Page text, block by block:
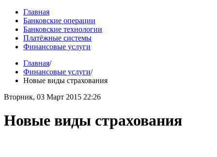
Главная
Банковские операции
Банковские технологии
Платёжные системы
Финансовые услуги
Главная/
Финансовые услуги/
Новые виды страхования
Вторник, 03 Март 2015 22:26
Новые виды страхования